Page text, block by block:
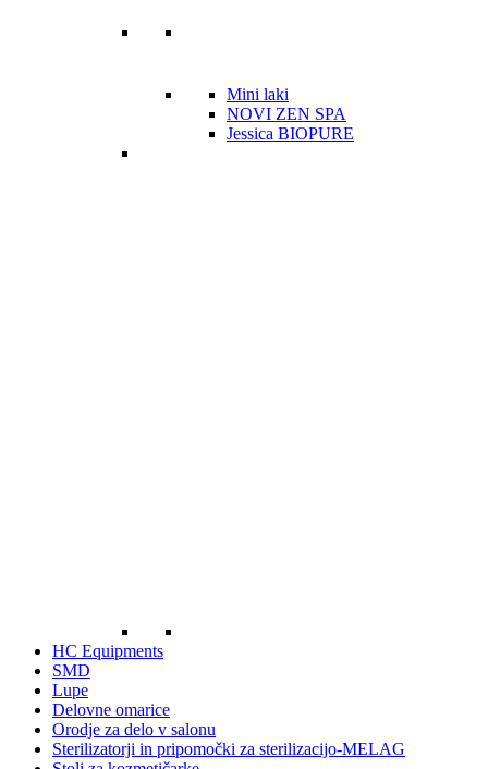
Mini laki
NOVI ZEN SPA
Jessica BIOPURE
HC Equipments
SMD
Lupe
Delovne omarice
Orodje za delo v salonu
Sterilizatorji in pripomočki za sterilizacijo-MELAG